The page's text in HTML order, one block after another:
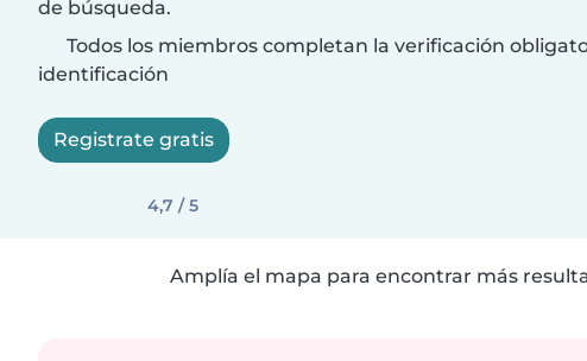
de búsqueda.
Todos los miembros completan la verificación
identificación
Registrate gratis
4,7 / 5
Amplía el mapa para encontrar más